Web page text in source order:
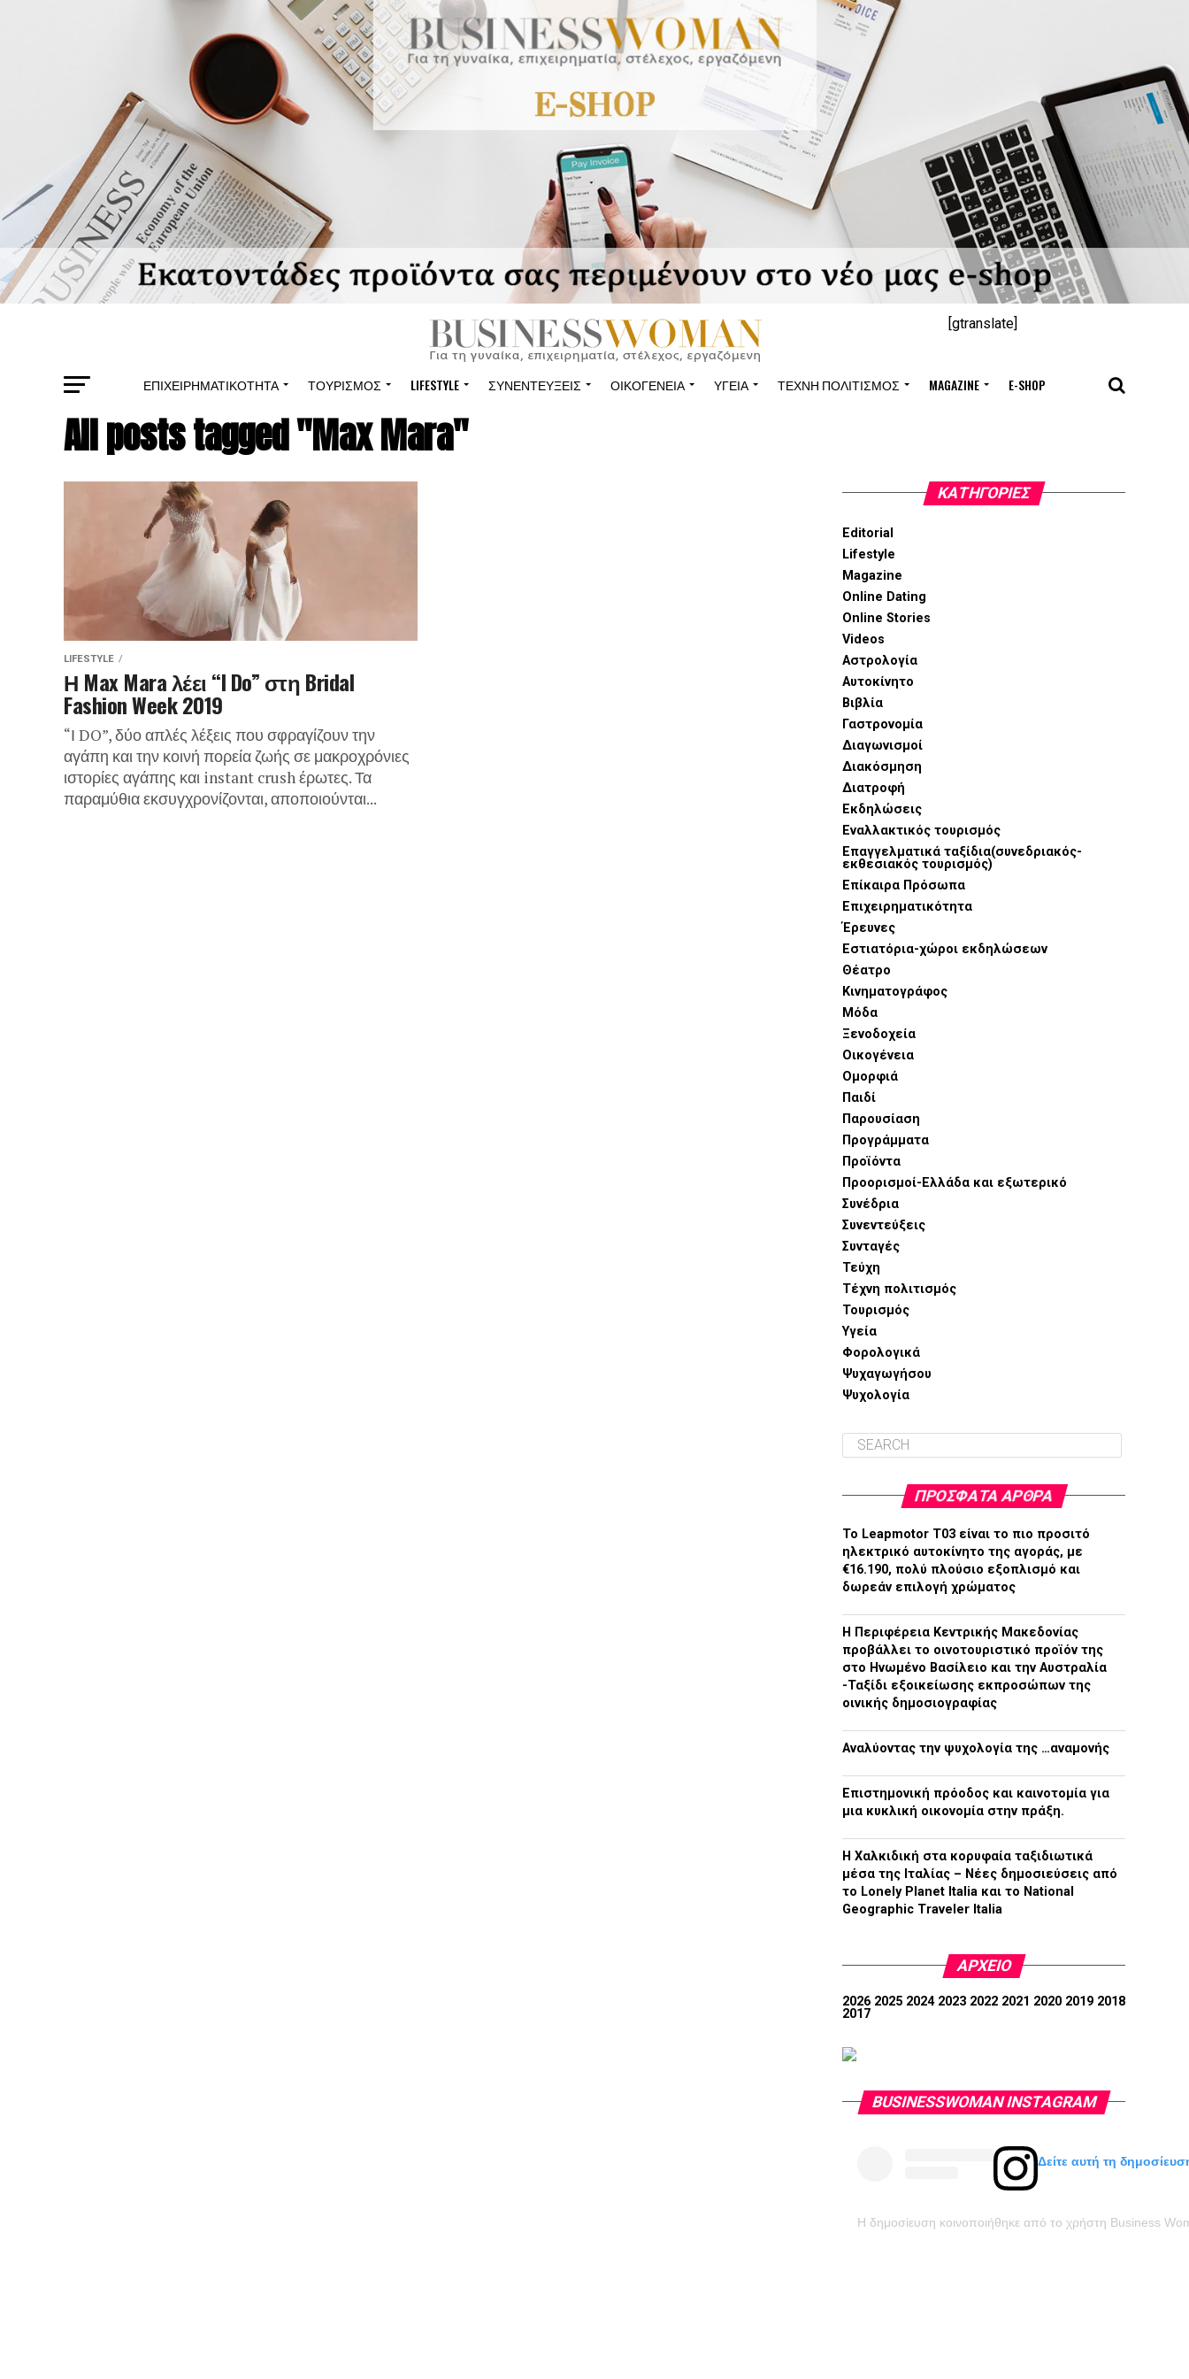
[gtranslate]
ΕΠΙΧΕΙΡΗΜΑΤΙΚΌΤΗΤΑ ΤΟΥΡΙΣΜΌΣ LIFESTYLE ΣΥΝΕΝΤΕΎΞΕΙΣ ΟΙΚΟΓΈΝΕΙΑ ΥΓΕΊΑ ΤΈΧΝΗ ΠΟΛΙΤΙΣΜΌΣ MAGAZINE E-SHOP
All posts tagged "Max Mara"
LIFESTYLE
Η Max Mara λέει “I Do” στη Bridal
Fashion Week 2019
“Ι DO”, δύο απλές λέξεις που σφραγίζουν την
αγάπη και την κοινή πορεία ζωής σε μακροχρόνιες
ιστορίες αγάπης και instant crush έρωτες. Τα
παραμύθια εκσυγχρονίζονται, αποποιούνται...
KΑΤΗΓΟΡΊΕΣ
Editorial
Lifestyle
Magazine
Online Dating
Online Stories
Videos
Αστρολογία
Αυτοκίνητο
Βιβλία
Γαστρονομία
Διαγωνισμοί
Διακόσμηση
Διατροφή
Εκδηλώσεις
Εναλλακτικός τουρισμός
Επαγγελματικά ταξίδια(συνεδριακός-
εκθεσιακός τουρισμός)
Επίκαιρα Πρόσωπα
Επιχειρηματικότητα
Έρευνες
Εστιατόρια-χώροι εκδηλώσεων
Θέατρο
Κινηματογράφος
Μόδα
Ξενοδοχεία
Οικογένεια
Ομορφιά
Παιδί
Παρουσίαση
Προγράμματα
Προϊόντα
Προορισμοί-Ελλάδα και εξωτερικό
Συνέδρια
Συνεντεύξεις
Συνταγές
Τεύχη
Τέχνη πολιτισμός
Τουρισμός
Υγεία
Φορολογικά
Ψυχαγωγήσου
Ψυχολογία
ΠΡΌΣΦΑΤΑ ΆΡΘΡΑ
Το Leapmotor T03 είναι το πιο προσιτό
ηλεκτρικό αυτοκίνητο της αγοράς, με
€16.190, πολύ πλούσιο εξοπλισμό και
δωρεάν επιλογή χρώματος
H Περιφέρεια Κεντρικής Μακεδονίας
προβάλλει το οινοτουριστικό προϊόν της
στο Ηνωμένο Βασίλειο και την Αυστραλία
-Ταξίδι εξοικείωσης εκπροσώπων της
οινικής δημοσιογραφίας
Αναλύοντας την ψυχολογία της …αναμονής
Επιστημονική πρόοδος και καινοτομία για
μια κυκλική οικονομία στην πράξη.
Η Χαλκιδική στα κορυφαία ταξιδιωτικά
μέσα της Ιταλίας – Νέες δημοσιεύσεις από
το Lonely Planet Italia και το National
Geographic Traveler Italia
ΑΡΧΕΊΟ
2026 2025 2024 2023 2022 2021 2020 2019 2018
2017
BUSINESSWOMAN INSTAGRAM
Δείτε αυτή τη
Η δημοσίευση κοινοποιήθηκε από το χρήστη Business